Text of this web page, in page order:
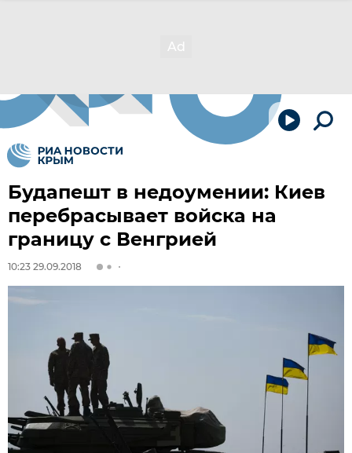
Будапешт в недоумении: Киев
перебрасывает войска на
границу с Венгрией
10:23 29.09.2018